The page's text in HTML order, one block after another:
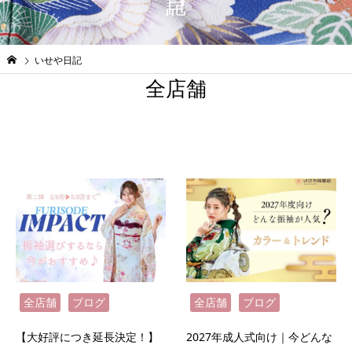
いせや日記
全店舗
全店舗 ブログ
【大好評につき延長決定！】
全店舗 ブログ
2027年成人式向け｜今どんな